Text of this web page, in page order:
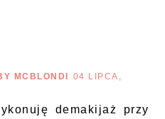
MCBLONDI
04 LIPCA,
demakijaż przy